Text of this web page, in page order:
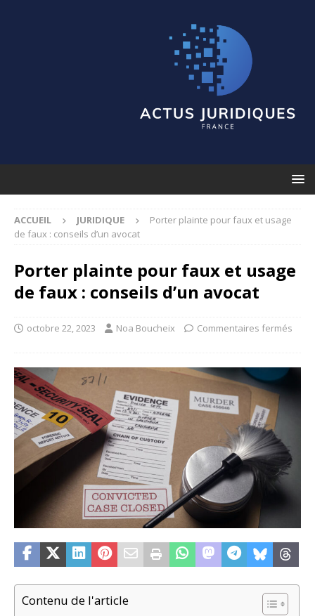
ACCUEIL JURIDIQUE
Porter plainte pour faux et usage
de faux : conseils d’un avocat
Porter plainte pour faux et usage
de faux : conseils d’un avocat
octobre 22, 2023 Noa Boucheix Commentaires fermés
Contenu de l'article